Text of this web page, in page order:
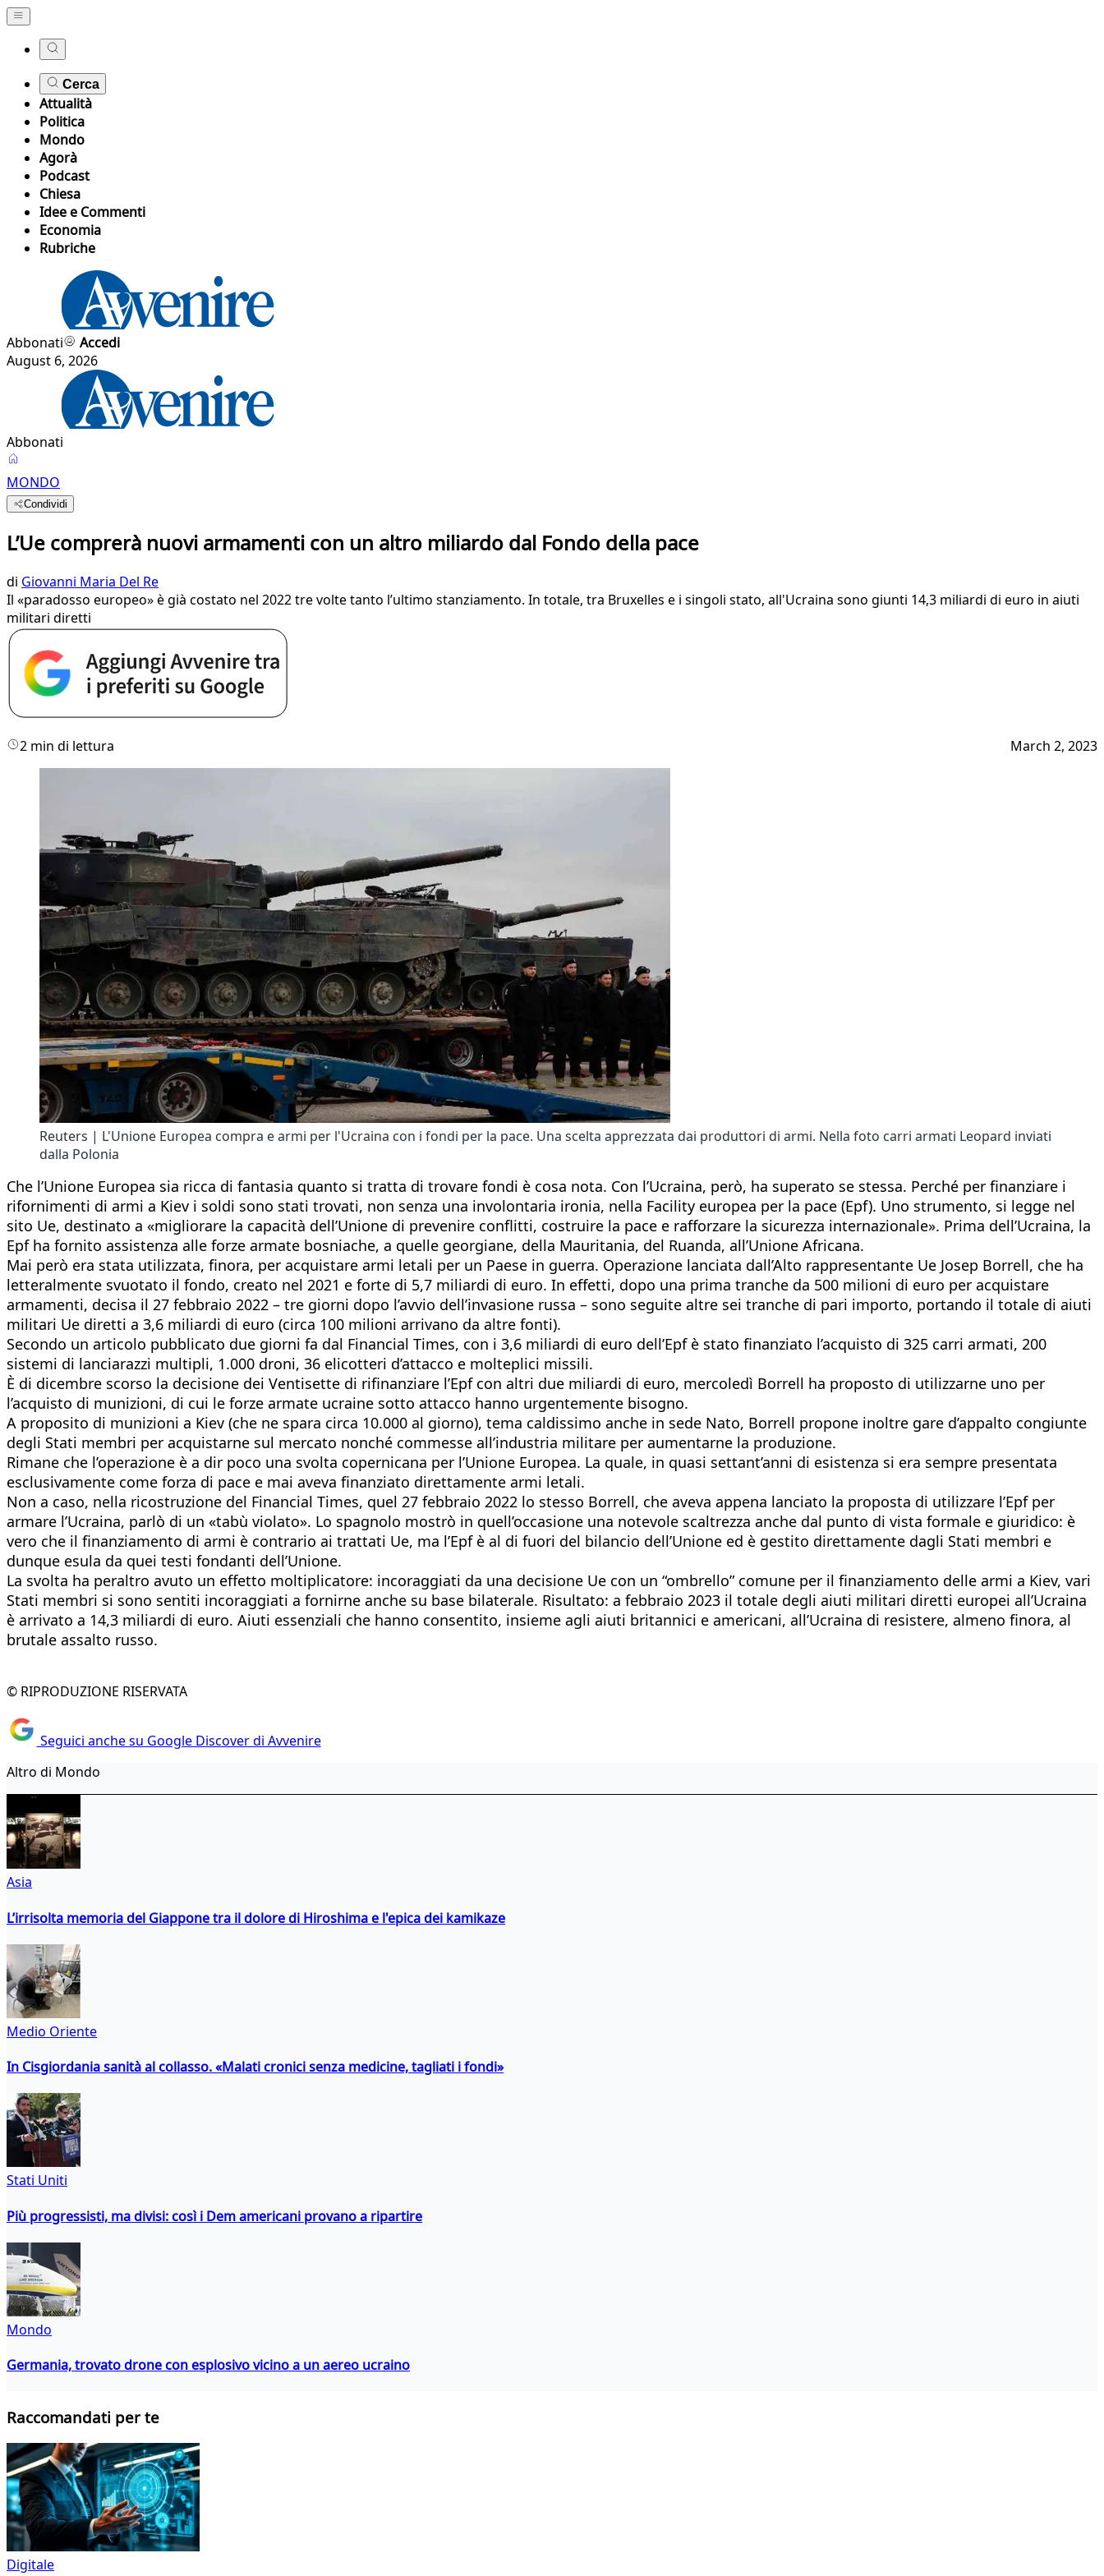
Cerca
Attualità
Politica
Mondo
Agorà
Podcast
Chiesa
Idee e Commenti
Economia
Rubriche
Abbonati
Accedi
August 6, 2026
Abbonati
MONDO
Condividi
L’Ue comprerà nuovi armamenti con un altro miliardo dal Fondo della pace
di Giovanni Maria Del Re
Il «paradosso europeo» è già costato nel 2022 tre volte tanto l’ultimo stanziamento. In totale, tra Bruxelles e i singoli stato, all'Ucraina sono giunti 14,3 miliardi di euro in aiuti
militari diretti
2 min di lettura March 2, 2023
Reuters | L'Unione Europea compra e armi per l'Ucraina con i fondi per la pace. Una scelta apprezzata dai produttori di armi. Nella foto carri armati Leopard inviati
dalla Polonia
Che l’Unione Europea sia ricca di fantasia quanto si tratta di trovare fondi è cosa nota. Con l’Ucraina, però, ha superato se stessa. Perché per finanziare i
rifornimenti di armi a Kiev i soldi sono stati trovati, non senza una involontaria ironia, nella Facility europea per la pace (Epf). Uno strumento, si legge nel
sito Ue, destinato a «migliorare la capacità dell’Unione di prevenire conflitti, costruire la pace e rafforzare la sicurezza internazionale». Prima dell’Ucraina, la
Epf ha fornito assistenza alle forze armate bosniache, a quelle georgiane, della Mauritania, del Ruanda, all’Unione Africana.
Mai però era stata utilizzata, finora, per acquistare armi letali per un Paese in guerra. Operazione lanciata dall’Alto rappresentante Ue Josep Borrell, che ha
letteralmente svuotato il fondo, creato nel 2021 e forte di 5,7 miliardi di euro. In effetti, dopo una prima tranche da 500 milioni di euro per acquistare
armamenti, decisa il 27 febbraio 2022 – tre giorni dopo l’avvio dell’invasione russa – sono seguite altre sei tranche di pari importo, portando il totale di aiuti
militari Ue diretti a 3,6 miliardi di euro (circa 100 milioni arrivano da altre fonti).
Secondo un articolo pubblicato due giorni fa dal Financial Times, con i 3,6 miliardi di euro dell’Epf è stato finanziato l’acquisto di 325 carri armati, 200
sistemi di lanciarazzi multipli, 1.000 droni, 36 elicotteri d’attacco e molteplici missili.
È di dicembre scorso la decisione dei Ventisette di rifinanziare l’Epf con altri due miliardi di euro, mercoledì Borrell ha proposto di utilizzarne uno per
l’acquisto di munizioni, di cui le forze armate ucraine sotto attacco hanno urgentemente bisogno.
A proposito di munizioni a Kiev (che ne spara circa 10.000 al giorno), tema caldissimo anche in sede Nato, Borrell propone inoltre gare d’appalto congiunte
degli Stati membri per acquistarne sul mercato nonché commesse all’industria militare per aumentarne la produzione.
Rimane che l’operazione è a dir poco una svolta copernicana per l’Unione Europea. La quale, in quasi settant’anni di esistenza si era sempre presentata
esclusivamente come forza di pace e mai aveva finanziato direttamente armi letali.
Non a caso, nella ricostruzione del Financial Times, quel 27 febbraio 2022 lo stesso Borrell, che aveva appena lanciato la proposta di utilizzare l’Epf per
armare l’Ucraina, parlò di un «tabù violato». Lo spagnolo mostrò in quell’occasione una notevole scaltrezza anche dal punto di vista formale e giuridico: è
vero che il finanziamento di armi è contrario ai trattati Ue, ma l’Epf è al di fuori del bilancio dell’Unione ed è gestito direttamente dagli Stati membri e
dunque esula da quei testi fondanti dell’Unione.
La svolta ha peraltro avuto un effetto moltiplicatore: incoraggiati da una decisione Ue con un “ombrello” comune per il finanziamento delle armi a Kiev, vari
Stati membri si sono sentiti incoraggiati a fornirne anche su base bilaterale. Risultato: a febbraio 2023 il totale degli aiuti militari diretti europei all’Ucraina
è arrivato a 14,3 miliardi di euro. Aiuti essenziali che hanno consentito, insieme agli aiuti britannici e americani, all’Ucraina di resistere, almeno finora, al
brutale assalto russo.
© RIPRODUZIONE RISERVATA
Seguici anche su Google Discover di Avvenire
Altro di Mondo
Asia
L’irrisolta memoria del Giappone tra il dolore di Hiroshima e l'epica dei kamikaze
Medio Oriente
In Cisgiordania sanità al collasso. «Malati cronici senza medicine, tagliati i fondi»
Stati Uniti
Più progressisti, ma divisi: così i Dem americani provano a ripartire
Mondo
Germania, trovato drone con esplosivo vicino a un aereo ucraino
Raccomandati per te
Digitale